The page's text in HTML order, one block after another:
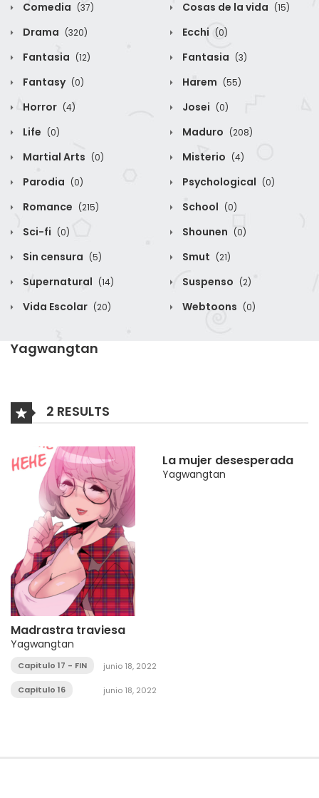
Comedia (37) Cosas de la vida (15)
Drama (320) Ecchi (0)
Fantasia (12) Fantasia (3)
Fantasy (0) Harem (55)
Horror (4) Josei (0)
Life (0) Maduro (208)
Martial Arts (0) Misterio (4)
Parodia (0) Psychological (0)
Romance (215) School (0)
Sci-fi (0) Shounen (0)
Sin censura (5) Smut (21)
Supernatural (14) Suspenso (2)
Vida Escolar (20) Webtoons (0)
Yagwangtan
2 RESULTS
Madrastra traviesa
Yagwangtan
Capitulo 17 - FIN junio 18, 2022
Capitulo 16 junio 18, 2022
La mujer desesperada
Yagwangtan